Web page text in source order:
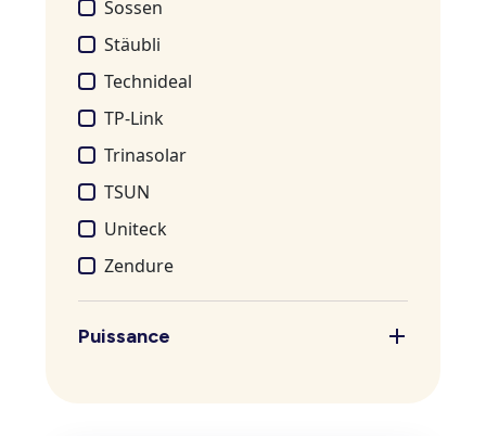
Sossen
Stäubli
Technideal
TP-Link
Trinasolar
TSUN
Uniteck
Zendure
Puissance